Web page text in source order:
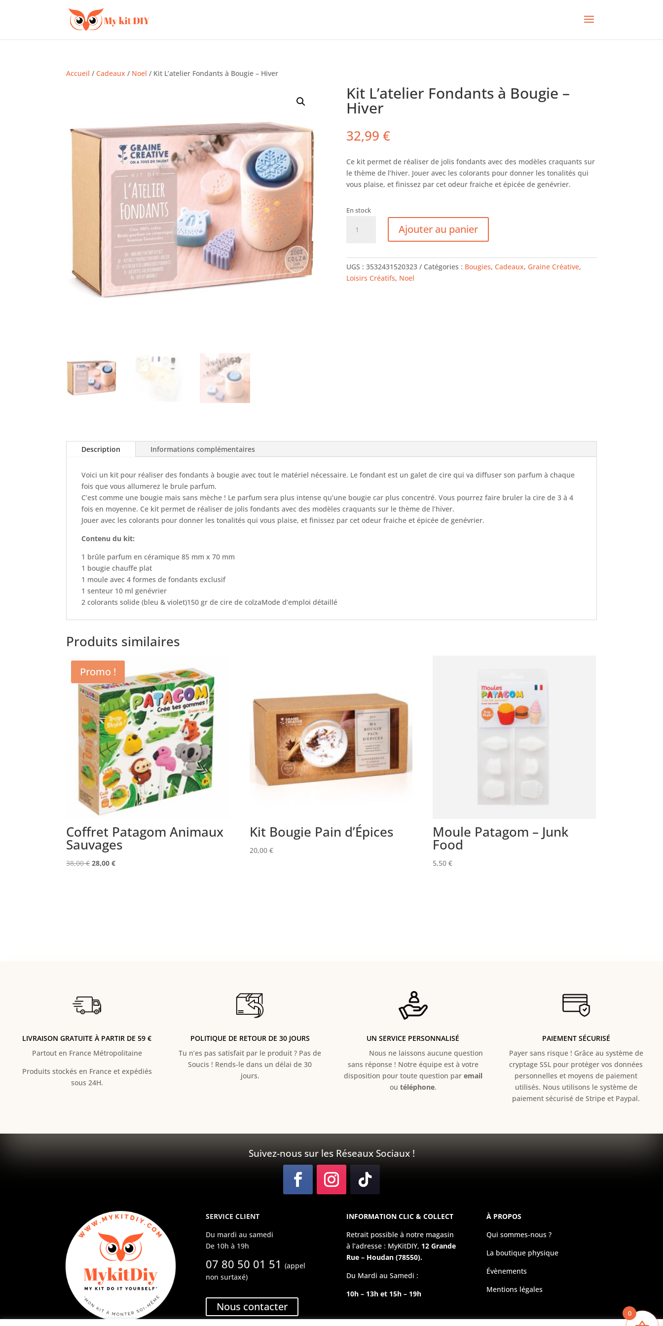
Accueil / Cadeaux / Noel / Kit L’atelier Fondants à Bougie – Hiver
Kit L’atelier Fondants à Bougie –
Hiver
32,99 €
Ce kit permet de réaliser de jolis fondants avec des modèles craquants sur
le thème de l’hiver. Jouer avec les colorants pour donner les tonalités qui
vous plaise, et finissez par cet odeur fraiche et épicée de genévrier.
En stock
Fondants
à
Ajouter au panier
UGS : 3532431520323 Catégories : Bougies, Cadeaux, Graine Créative,
Loisirs Créatifs, Noel
Description Informations complémentaires
Voici un kit pour réaliser des fondants à bougie avec tout le matériel nécessaire. Le fondant est un galet de cire qui va diffuser son parfum à chaque
fois que vous allumerez le brule parfum.
C’est comme une bougie mais sans mèche ! Le parfum sera plus intense qu’une bougie car plus concentré. Vous pourrez faire bruler la cire de 3 à 4
fois en moyenne. Ce kit permet de réaliser de jolis fondants avec des modèles craquants sur le thème de l’hiver.
Jouer avec les colorants pour donner les tonalités qui vous plaise, et finissez par cet odeur fraiche et épicée de genévrier.
Contenu du kit:
1 brûle parfum en céramique 85 mm x 70 mm
1 bougie chauffe plat
1 moule avec 4 formes de fondants exclusif
1 senteur 10 ml genévrier
2 colorants solide (bleu & violet)150 gr de cire de colzaMode d’emploi détaillé
Produits similaires
Promo !
Coffret Patagom Animaux
Sauvages
38,00€Le
28,00€Le
Kit Bougie Pain d’Épices
20,00 €
Moule Patagom – Junk
Food
5,50€
LIVRAISON GRATUITE À PARTIR DE 59 €
Partout en France Métropolitaine
Produits stockés en France et expédiés
sous 24H.
POLITIQUE DE RETOUR DE 30 JOURS
Tu n’es pas satisfait par le produit ? Pas de
Soucis ! Rends-le dans un délai de 30
jours.
UN SERVICE PERSONNALISÉ
Nous ne laissons aucune question
sans réponse ! Notre équipe est à votre
disposition pour toute question par email
ou téléphone.
PAIEMENT SÉCURISÉ
Payer sans risque ! Grâce au système de
cryptage SSL pour protéger vos données
personnelles et moyens de paiement
utilisés. Nous utilisons le système de
paiement sécurisé de Stripe et Paypal.
Suivez-nous sur les Réseaux Sociaux !
SERVICE CLIENT
Du mardi au samedi
De 10h à 19h
07 80 50 01 51 (appel
non surtaxé)
Nous contacter
INFORMATION CLIC & COLLECT
Retrait possible à notre magasin
à l’adresse : MyKitDIY, 12 Grande
Rue – Houdan (78550).
Du Mardi au Samedi :
10h – 13h et 15h – 19h
À PROPOS
Qui sommes-nous ?
La boutique physique
Évènements
Mentions légales
0